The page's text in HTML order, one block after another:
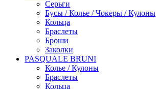
Серьги
Бусы / Колье / Чокеры / Кулоны
Кольца
Браслеты
Броши
Заколки
PASQUALE BRUNI
Колье / Кулоны
Браслеты
Кольца